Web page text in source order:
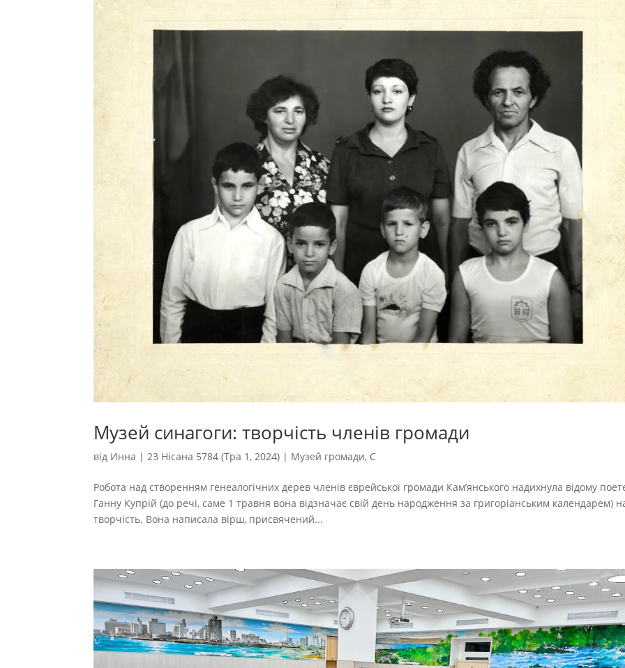
Музей синагоги: творчість членів громади
від Инна |23 Нісана 5784 (Тра 1, 2024) | Музей громади, С
Робота над створенням генеалогічних дерев членів єврейської громади Кам’янського надихнула відому
Ганну Купрій (до речі, саме 1 травня вона відзначає свій день народження за григоріанським календарем)
творчість. Вона написала вірш, присвячений...